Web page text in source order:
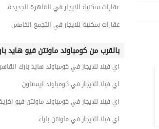
عقارات سكنية للايجار في القاهرة الجديدة
عقارات سكنية للايجار في التجمع الخامس
بالقرب من كومباوند ماونتن فيو هايد
اي فيلا للايجار في كومباوند هايد بارك
اي فيلا للايجار في كومباوند ايستاون
اي فيلا للايجار في كومباوند ماونتن فيو
اي فيلا للايجار في ماونتن بارك